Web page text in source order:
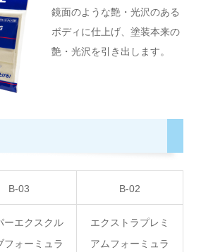
鏡面のような艶・光沢のある
ボディに仕上げ、塗装本来の
艶・光沢を引き出します。
B-03 B-02
ーエクスクル
フォーミュラ
エクストラプレミ
アムフォーミュラ